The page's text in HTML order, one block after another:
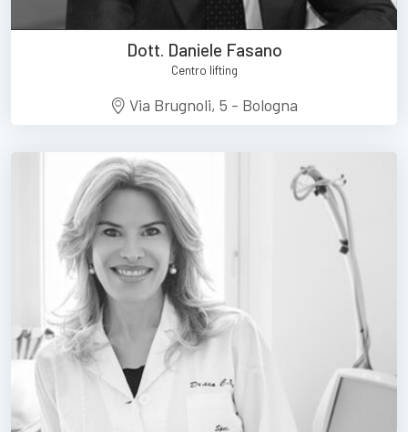
Dott. Daniele Fasano
Centro lifting
Via Brugnoli, 5 - Bologna